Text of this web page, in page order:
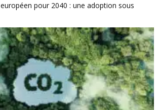
pour 2040 : une adoption sous